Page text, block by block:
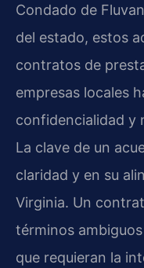
Condado de
del estado, estos
contratos de
empresas locales
confidencialidad y
La clave de un
claridad y en su
Virginia. Un
términos
que requieran la